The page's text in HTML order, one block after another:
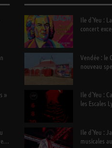
»
Ile d’Yeu :
concert
Vendée : le
nouveau
Ile d’Yeu :
les Escales
Ile d’Yeu :
musicales